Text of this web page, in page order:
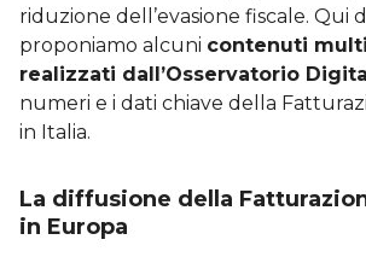
riduzione dell’evasione fiscale. Qui
proponiamo alcuni contenuti
realizzati dall’Osservatorio
numeri e i dati chiave della
in Italia.
La diffusione della
in Europa